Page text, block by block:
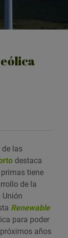
las
destaca
tiene
de la
Unión
Renewable
para poder
años